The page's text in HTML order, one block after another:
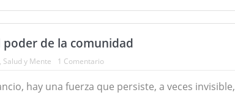
de la comunidad
, Salud y Mente 1 Comentario
hay una fuerza que persiste, a veces invisible,